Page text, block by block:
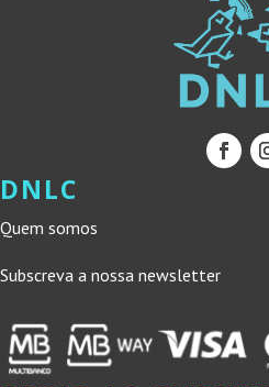
DNLC
Quem somos
Subscreva a nossa newsletter